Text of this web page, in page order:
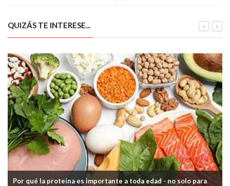
QUIZÁS TE INTERESE...
Por qué la proteína es importante a toda edad - no solo para